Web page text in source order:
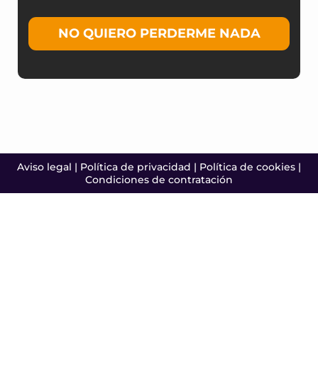
NO QUIERO PERDERME NADA
Aviso legal | Política de privacidad | Política de cookies |
Condiciones de contratación